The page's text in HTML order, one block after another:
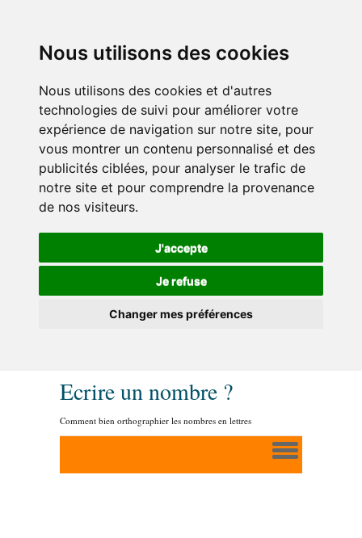
Nous utilisons des cookies
Nous utilisons des cookies et d'autres
technologies de suivi pour améliorer votre
expérience de navigation sur notre site, pour
vous montrer un contenu personnalisé et des
publicités ciblées, pour analyser le trafic de
notre site et pour comprendre la provenance
de nos visiteurs.
J'accepte
Je refuse
Changer mes préférences
Ecrire un nombre ?
Comment bien orthographier les nombres en lettres